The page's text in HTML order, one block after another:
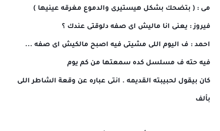
مى : ( بتضحك بشكل هيستيرى والدموع مغرقه عينيها )
فيروز : يعنى انا ماليش اى صفه دلوقتى عندك ؟
احمد : ف اليوم اللى مشيتى فيه اصبح مالكيش اى صفه ...
فيه حته ف مسلسل كده سمعتها من كم يوم
كان بيقول لحبيبته القديمه . انتى عباره عن وقعة الشاطر اللى
بألف